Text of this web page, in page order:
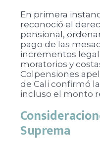
En primera
reconoció el
pensional,
pago de las
incrementos
moratorios y
Colpensiones
de Cali confirmó
incluso el monto
Suprema